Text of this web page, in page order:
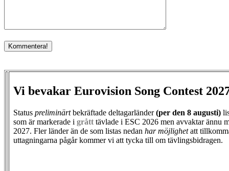
Vi bevakar Eurovision Song Contest
Status preliminärtbekräftade deltagarländer(per den 8 augusti)
som är markerade i grått tävlade i ESC 2026 men avvaktar ännu
2027. Fler länder än de som listas nedan har möjlighetatt
uttagningarna pågår kommer vi att tycka till om tävlingsbidragen.